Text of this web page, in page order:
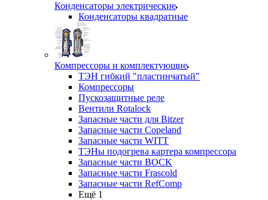
Конденсаторы электрические
Конденсаторы квадратные
Компрессоры и комплектующие
ТЭН гибкий "пластинчатый"
Компрессоры
Пускозащитные реле
Вентили Rotalock
Запасные части для Bitzer
Запасные части Copeland
Запасные части WITT
ТЭНы подогрева картера компрессора
Запасные части BOCK
Запасные части Frascold
Запасные части RefComp
Ещё 1